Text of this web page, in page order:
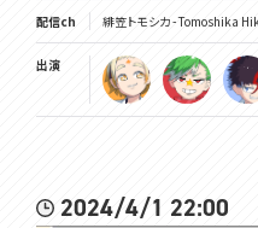
配信ch 緋笠トモシカ - Tomoshika
出演
2024/4/1 22:00